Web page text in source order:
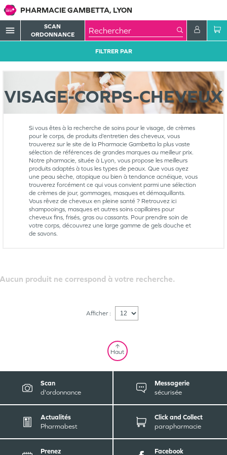
PHARMACIE GAMBETTA, LYON
menu
SCAN
ORDONNANCE
FILTRER PAR
VISAGE-CORPS-CHEVEUX
Si vous êtes à la recherche de soins pour le visage, de crèmes
pour le corps, de produits d’entretien des cheveux, vous
trouverez sur le site de la Pharmacie Gambetta la plus vaste
sélection de références de grandes marques au meilleur prix.
Notre pharmacie, située à Lyon, vous propose les meilleurs
produits adaptés à tous les types de peaux. Que vous ayez
une peau sèche, atopique ou bien à tendance acnéique, vous
trouverez forcément ce qui vous convient parmi une sélection
de crèmes de jour, gommages, masques et démaquillants.
Vous rêvez de cheveux en pleine santé ? Retrouvez ici
shampooings, masques et autres soins capillaires pour
cheveux fins, frisés, gras ou cassants. Pour prendre soin de
votre corps, découvrez une large gamme de gels douche et
de savons.
Aucun produit ne correspond à votre recherche.
Afficher :
Haut
Scan
d'ordonnance
Messagerie
sécurisée
Actualités
Pharmabest
Click and Collect
parapharmacie
Prenez
Facebook